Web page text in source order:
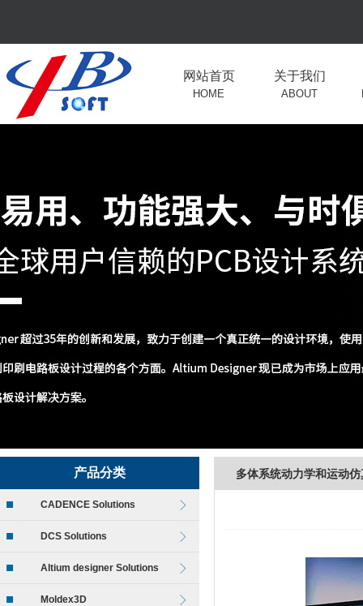
网站首页
HOME
关于我们
ABOUT
产品分类
CADENCE Solutions
DCS Solutions
Altium designer Solutions
Moldex3D
多体系统动力学和运动仿